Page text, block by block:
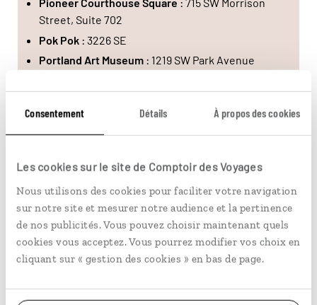
Consentement Détails À propos des cookies
Les cookies sur le site de Comptoir des Voyages
Nous utilisons des cookies pour faciliter votre navigation
sur notre site et mesurer notre audience et la pertinence
de nos publicités. Vous pouvez choisir maintenant quels
cookies vous acceptez. Vous pourrez modifier vos choix en
cliquant sur « gestion des cookies » en bas de page.
Street, Suite 702
Pok Pok : 3226 SE
Portland Art Museum : 1219 SW Park Avenue
Powell’s City of Books: 1005 W Burnside Street
Salt & Straw: 838 NW 23rd Avenue
Vous aimerez aussi...